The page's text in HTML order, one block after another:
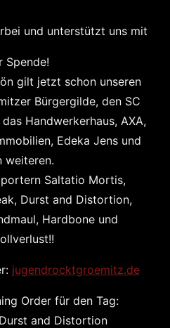
und unterstützt uns mit
Spende!
gilt jetzt schon unseren
Bürgergilde, den SC
Handwerkerhaus, AXA,
Edeka Jens und
weiteren.
Saltatio Mortis,
Durst and Distortion,
Hardbone und
jugendrocktgroemitz.de
Order für den Tag:
and Distortion